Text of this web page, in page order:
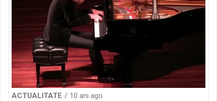
ACTUALITATE
10 ani ago